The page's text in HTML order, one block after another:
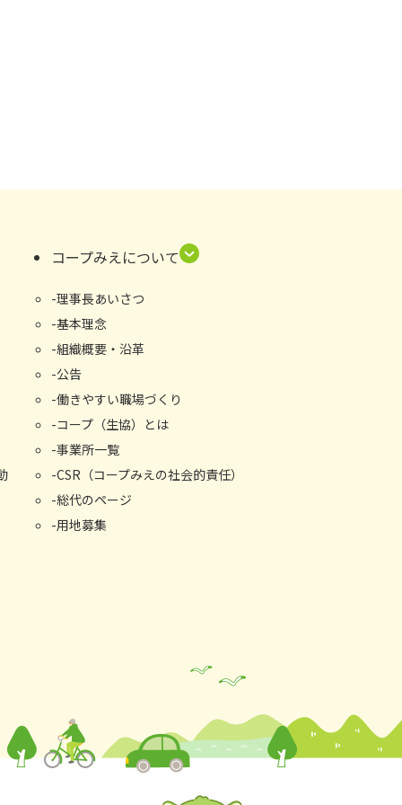
コープみえについて
理事長あいさつ
基本理念
組織概要・沿⾰
公告
働きやすい職場づくり
コープ（生協）とは
事業所⼀覧
CSR（コープみえの社会的責任）
総代のページ
用地募集